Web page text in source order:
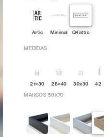
Artic Minimal Q4attro
MEDIDAS
21×30 28×40 30x30 42x60
MARCOS 50X70